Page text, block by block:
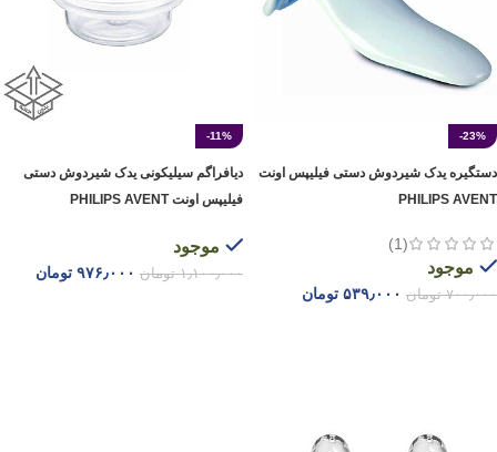
-23%
دستگیره یدک شیردوش دستی فیلیپس اونت
PHILIPS AVENT
(1)
موجود
۷۰۰٫۰۰۰ تومان ۵۳۹٫۰۰۰ تومان
-11%
دیافراگم سیلیکونی یدک شیردوش دستی
فیلیپس اونت PHILIPS AVENT
موجود
۱٫۱۰۰٫۰۰۰ تومان ۹۷۶٫۰۰۰ تومان